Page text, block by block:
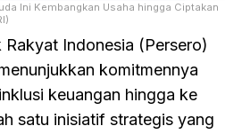
Ini Kembangkan Usaha hingga Ciptakan
Rakyat Indonesia (Persero)
komitmennya
keuangan hingga ke
satu inisiatif strategis yang